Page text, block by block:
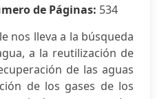
de Páginas: 534
nos lleva a la búsqueda
a la reutilización de
de las aguas
de los gases de los